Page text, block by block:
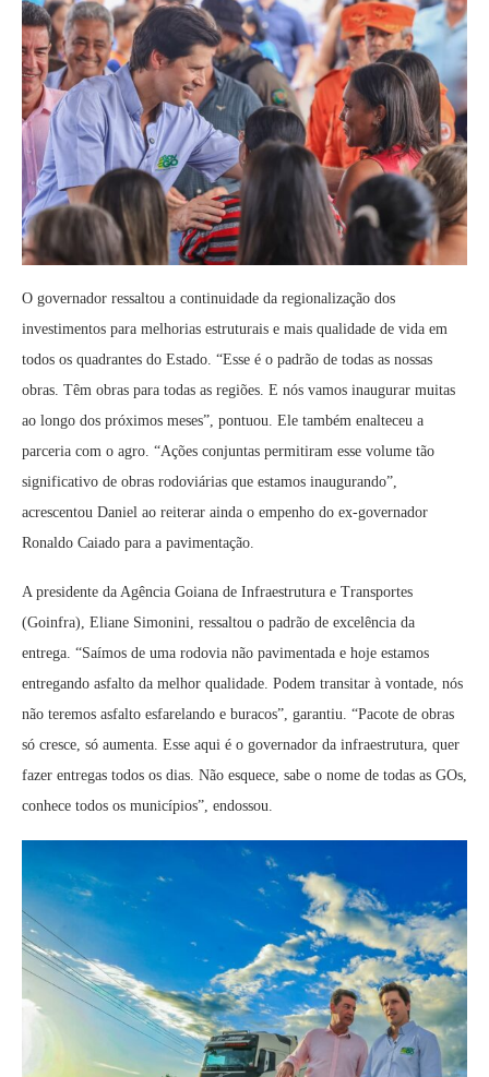
O governador ressaltou a continuidade da regionalização dos
investimentos para melhorias estruturais e mais qualidade de vida em
todos os quadrantes do Estado. “Esse é o padrão de todas as nossas
obras. Têm obras para todas as regiões. E nós vamos inaugurar muitas
ao longo dos próximos meses”, pontuou. Ele também enalteceu a
parceria com o agro. “Ações conjuntas permitiram esse volume tão
significativo de obras rodoviárias que estamos inaugurando”,
acrescentou Daniel ao reiterar ainda o empenho do ex-governador
Ronaldo Caiado para a pavimentação.
A presidente da Agência Goiana de Infraestrutura e Transportes
(Goinfra), Eliane Simonini, ressaltou o padrão de excelência da
entrega. “Saímos de uma rodovia não pavimentada e hoje estamos
entregando asfalto da melhor qualidade. Podem transitar à vontade, nós
não teremos asfalto esfarelando e buracos”, garantiu. “Pacote de obras
só cresce, só aumenta. Esse aqui é o governador da infraestrutura, quer
fazer entregas todos os dias. Não esquece, sabe o nome de todas as GOs,
conhece todos os municípios”, endossou.